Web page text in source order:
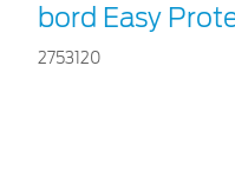
bord Easy
2753120